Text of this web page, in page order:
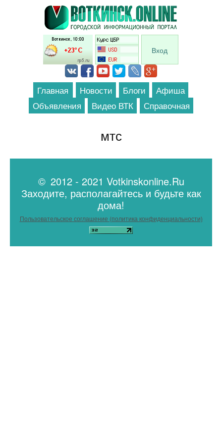
Перейти к основному содержанию
Вход
Главная Новости Блоги
Афиша
Объявления
Видео ВТК Справочная
мтс
© 2012 - 2021 Votkinskonline.Ru
Заходите, располагайтесь и будьте как
дома!
Пользовательское соглашение (политика конфиденциальности)